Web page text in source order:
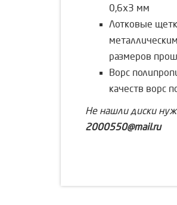
0,6х3 мм
Лотковые
размеров
Ворс
качеств ворс
Не нашли диски
2000550@mail.ru